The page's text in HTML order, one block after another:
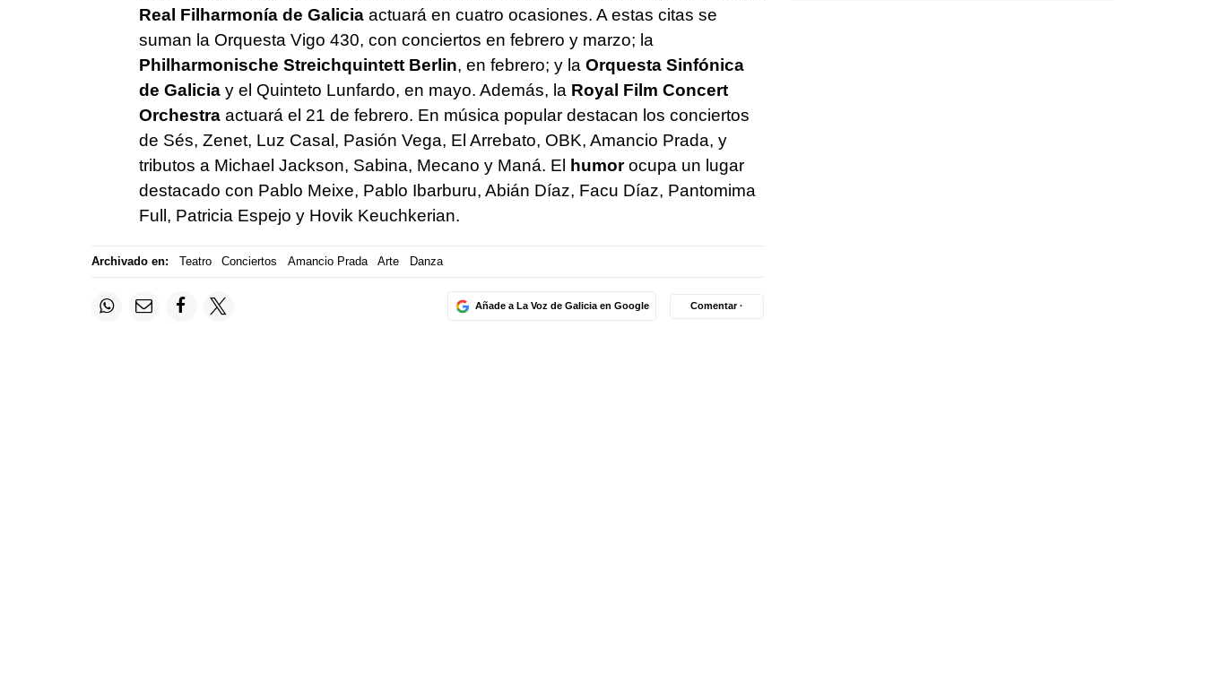
Real Filharmonía de Galiciaactuará en cuatro ocasiones. A estas citas se
suman la Orquesta Vigo 430, con conciertos en febrero y marzo; la
Philharmonische Streichquintett Berlin, en febrero; y la Orquesta Sinfónica
de Galiciay el Quinteto Lunfardo, en mayo. Además, la Royal Film Concert
Orchestraactuará el 21 de febrero. En música popular destacan los conciertos
de Sés, Zenet, Luz Casal, Pasión Vega, El Arrebato, OBK, Amancio Prada, y
tributos a Michael Jackson, Sabina, Mecano y Maná. El humorocupa un lugar
destacado con Pablo Meixe, Pablo Ibarburu, Abián Díaz, Facu Díaz, Pantomima
Full, Patricia Espejo y Hovik Keuchkerian.
Archivado en: Teatro Conciertos Amancio Prada Arte Danza
Añade a La Voz de Galicia en Google Comentar ·